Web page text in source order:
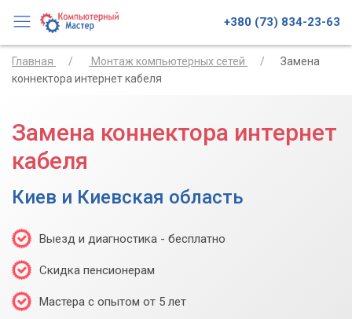
+380 (73) 834-23-63
Главная Монтаж компьютерных сетей
Замена
коннектора интернет кабеля
Замена коннектора интернет
кабеля
Киев и Киевская область
Выезд и диагностика - бесплатно
Скидка пенсионерам
Мастера с опытом от 5 лет